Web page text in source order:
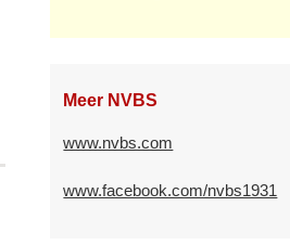
Meer NVBS
www.nvbs.com
www.facebook.com/nvbs1931